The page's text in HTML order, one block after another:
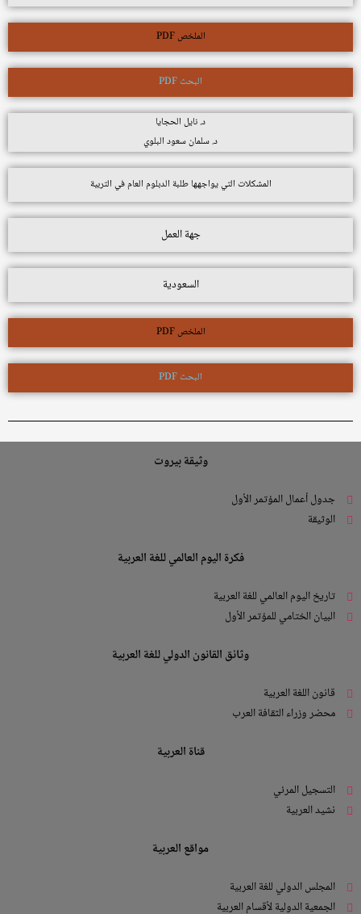
الملخص PDF
البحث PDF
د. نايل الحجايا
د. سلمان سعود البلوي
المشكلات التي يواجهها طلبة الدبلوم العام في التربية
جهة العمل
السعودية
الملخص PDF
البحث PDF
وثيقة بيروت
جدول أعمال المؤتمر الأول
الوثيقة
فكرة اليوم العالمي للغة العربية
تاريخ اليوم العالمي للغة العربية
البيان الختامي للمؤتمر الأول
وثائق القانون الدولي للغة العربية
قانون اللغة العربية
محضر وزراء الثقافة العرب
قناة العربية
التسجيل المرئي
نشيد العربية
مواقع العربية
المجلس الدولي للغة العربية
الجمعية الدولية لأقسام العربية